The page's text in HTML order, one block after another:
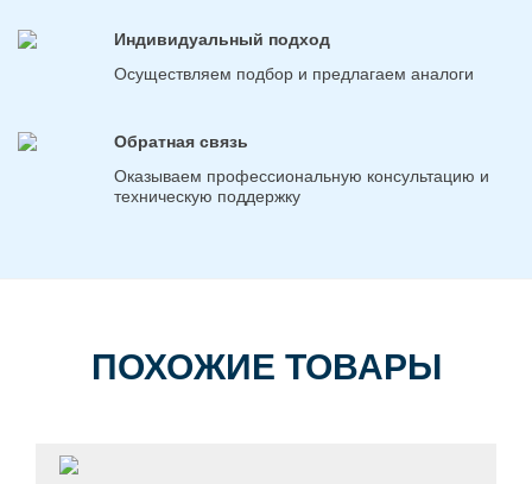
Индивидуальный подход
Осуществляем подбор и предлагаем аналоги
Обратная связь
Оказываем профессиональную консультацию и
техническую поддержку
ПОХОЖИЕ ТОВАРЫ